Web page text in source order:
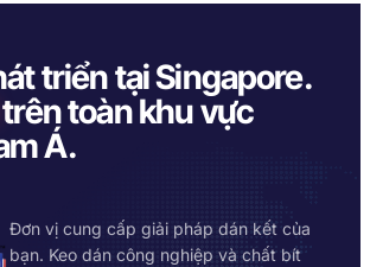
triển tại Singapore.
trên toàn khu vực
Á.
Đơn vị cung cấp giải pháp dán kết của
bạn. Keo dán công nghiệp và chất bít